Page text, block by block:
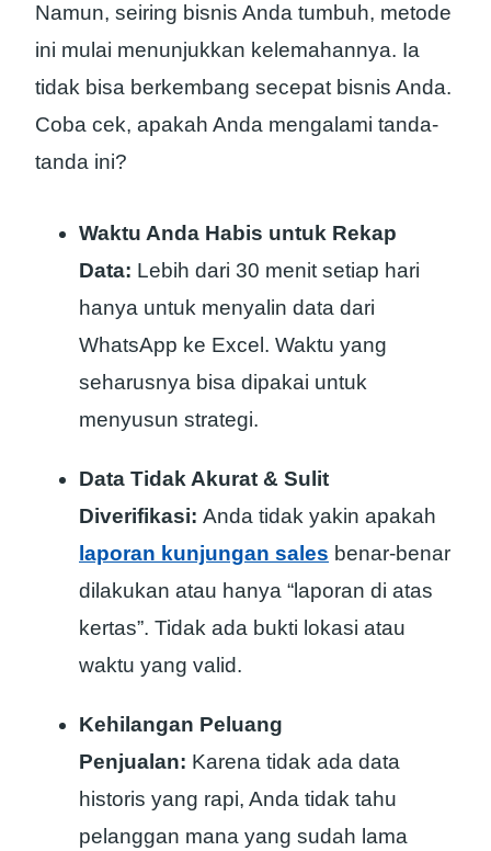
Namun, seiring bisnis Anda tumbuh, metode
ini mulai menunjukkan kelemahannya. Ia
tidak bisa berkembang secepat bisnis Anda.
Coba cek, apakah Anda mengalami tanda-
tanda ini?
Waktu Anda Habis untuk Rekap
Data: Lebih dari 30 menit setiap hari
hanya untuk menyalin data dari
WhatsApp ke Excel. Waktu yang
seharusnya bisa dipakai untuk
menyusun strategi.
Data Tidak Akurat & Sulit
Diverifikasi: Anda tidak yakin apakah
laporan kunjungan sales benar-benar
dilakukan atau hanya “laporan di atas
kertas”. Tidak ada bukti lokasi atau
waktu yang valid.
Kehilangan Peluang
Penjualan: Karena tidak ada data
historis yang rapi, Anda tidak tahu
pelanggan mana yang sudah lama